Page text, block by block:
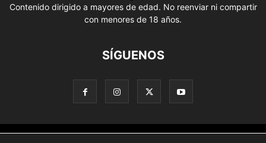
Contenido dirigido a mayores de edad. No reenviar ni compartir
con menores de 18 años.
SÍGUENOS